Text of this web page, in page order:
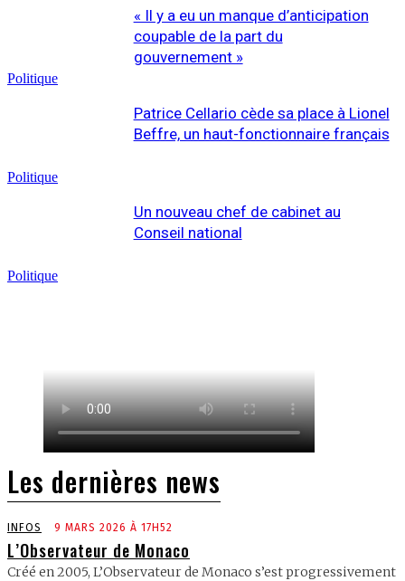
Politique
« Il y a eu un manque d’anticipation
coupable de la part du
gouvernement »
Politique
Patrice Cellario cède sa place à Lionel
Beffre, un haut-fonctionnaire français
Politique
Un nouveau chef de cabinet au
Conseil national
Les dernières news
INFOS 9 MARS 2026 À 17H52
L’Observateur de Monaco
Créé en 2005, L’Observateur de Monaco s’est progressivement